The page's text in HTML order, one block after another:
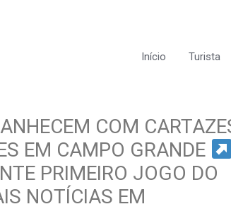
Início Turista
COM
EM CAMPO GRANDE
PRIMEIRO JOGO DO
NOTÍCIAS EM